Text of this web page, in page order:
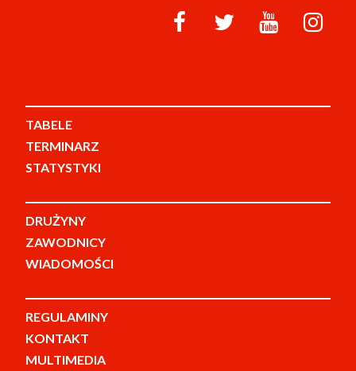
TABELE
TERMINARZ
STATYSTYKI
DRUŻYNY
ZAWODNICY
WIADOMOŚCI
REGULAMINY
KONTAKT
MULTIMEDIA